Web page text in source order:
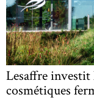
Lesaffre investit
cosmétiques